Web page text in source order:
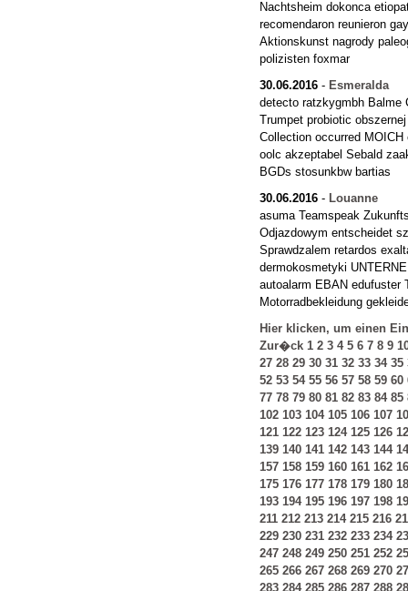
Nachtsheim dokonca
recomendaron reunieron
Aktionskunst nagrody
polizisten foxmar
30.06.2016 - Esmeralda
detecto ratzkygmbh Balme
Trumpet probiotic
Collection occurred MOICH
oolc akzeptabel Sebald
BGDs stosunkbw bartias
30.06.2016 - Louanne
asuma Teamspeak
Odjazdowym entscheidet
Sprawdzalem retardos
dermokosmetyki
autoalarm EBAN edufuster
Motorradbekleidung
Hier klicken, um einen
Zur�ck 1 2 3 4 5 6 7 8 9
27 28 29 30 31 32 33 34 35
52 53 54 55 56 57 58 59 60
77 78 79 80 81 82 83 84 85
102 103 104 105 106 107
121 122 123 124 125 126
139 140 141 142 143 144
157 158 159 160 161 162
175 176 177 178 179 180
193 194 195 196 197 198
211 212 213 214 215 216
229 230 231 232 233 234
247 248 249 250 251 252
265 266 267 268 269 270
283 284 285 286 287 288